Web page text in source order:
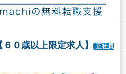
０歳以上限定求人】
正社員